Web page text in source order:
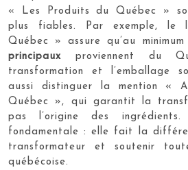
« Les Produits du Québec »
plus fiables. Par exemple, le
Québec » assure qu’au minimum
principaux proviennent du
transformation et
aussi distinguer la mention «
Québec », qui garantit la
pas l’origine des
fondamentale : elle fait la
transformateur et soutenir
québécoise.